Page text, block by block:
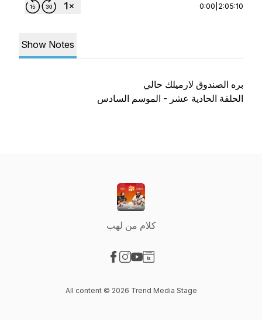
0:00 2:05:10
Show Notes
بره الصندوق لارميلك حالي
الحلقة الحادية عشر - الموسم السادس
كلام من لهب
All content © 2026 Trend Media Stage